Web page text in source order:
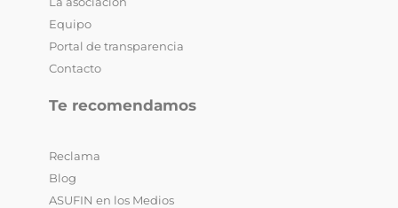
Equipo
Portal de transparencia
Contacto
Te recomendamos
Reclama
Blog
ASUFIN en los Medios